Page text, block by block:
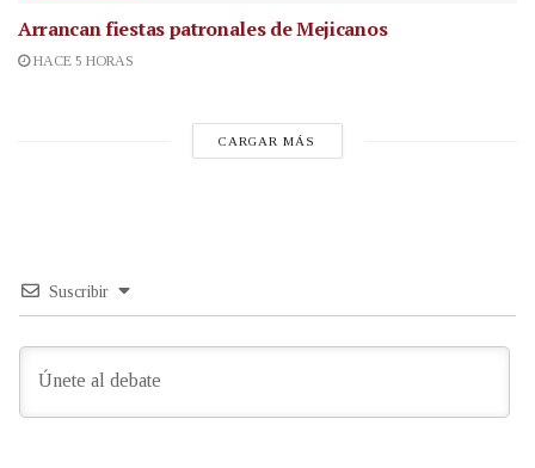
Arrancan fiestas patronales de Mejicanos
HACE 5 HORAS
CARGAR MÁS
Suscribir